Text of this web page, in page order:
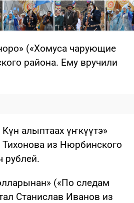
(«Хомуса чарующие
района. Ему вручили
алыптаах үҥкүүтэ»
из Нюрбинского
рублей.
(«По следам
Станислав Иванов из